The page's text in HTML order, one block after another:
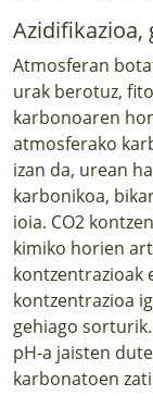
Azidifikazioa,
Atmosferan
urak berotuz,
karbonoaren
atmosferako
izan da, urean
karbonikoa,
ioia. CO2
kimiko horien
kontzentrazioak
kontzentrazioa
gehiago
pH-a jaisten
karbonatoen